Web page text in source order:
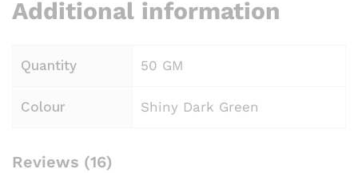
Additional information
Quantity 50 GM
Colour Shiny Dark Green
Reviews (16)